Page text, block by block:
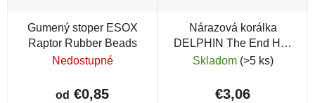
Gumený stoper ESOX
Raptor Rubber Beads
Nedostupné
od €0,85
Nárazová korálka
DELPHIN The End Heli
Stopper
Skladom (>5 ks)
€3,06